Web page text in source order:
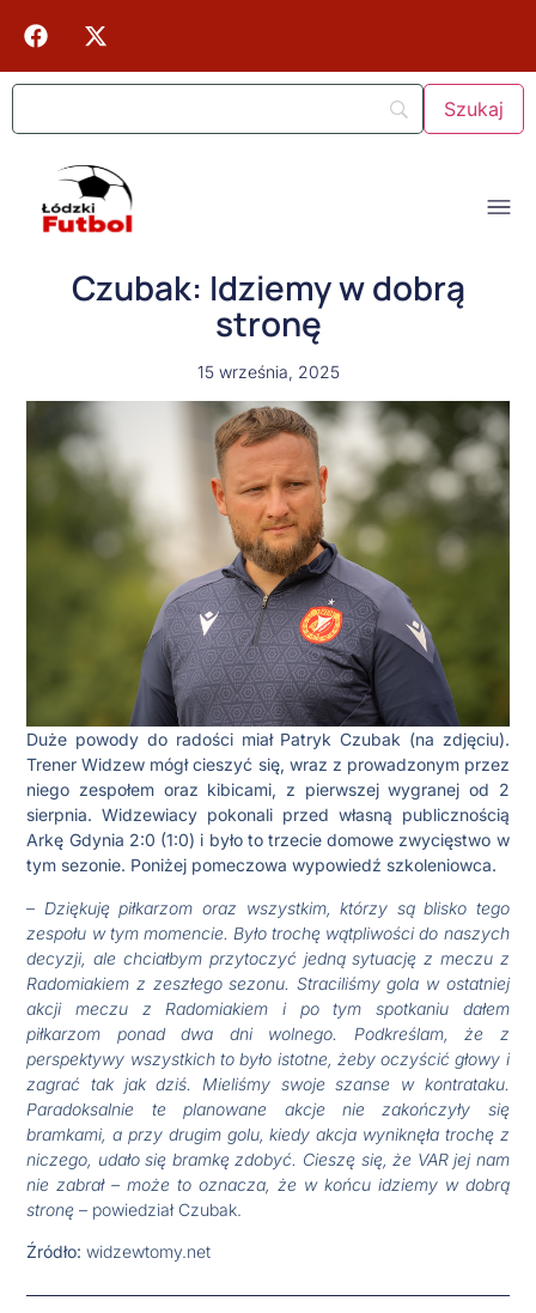
Czubak: Idziemy w dobrą
stronę
15 września, 2025
Duże powody do radości miał Patryk Czubak (na zdjęciu).
Trener Widzew mógł cieszyć się, wraz z prowadzonym przez
niego zespołem oraz kibicami, z pierwszej wygranej od 2
sierpnia. Widzewiacy pokonali przed własną publicznością
Arkę Gdynia 2:0 (1:0) i było to trzecie domowe zwycięstwo w
tym sezonie. Poniżej pomeczowa wypowiedź szkoleniowca.
– Dziękuję piłkarzom oraz wszystkim, którzy są blisko tego
zespołu w tym momencie. Było trochę wątpliwości do naszych
decyzji, ale chciałbym przytoczyć jedną sytuację z meczu z
Radomiakiem z zeszłego sezonu. Straciliśmy gola w ostatniej
akcji meczu z Radomiakiem i po tym spotkaniu dałem
piłkarzom ponad dwa dni wolnego. Podkreślam, że z
perspektywy wszystkich to było istotne, żeby oczyścić głowy i
zagrać tak jak dziś. Mieliśmy swoje szanse w kontrataku.
Paradoksalnie te planowane akcje nie zakończyły się
bramkami, a przy drugim golu, kiedy akcja wyniknęła trochę z
niczego, udało się bramkę zdobyć. Cieszę się, że VAR jej nam
nie zabrał – może to oznacza, że w końcu idziemy w dobrą
stronę– powiedział Czubak.
Źródło: widzewtomy.net